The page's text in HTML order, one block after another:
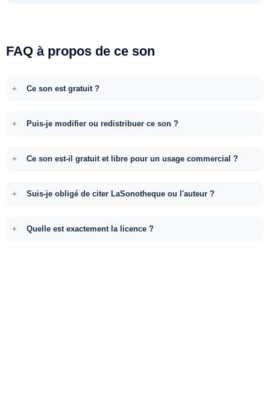
FAQ à propos de ce son
Ce son est gratuit ?
Puis-je modifier ou redistribuer ce son ?
Ce son est-il gratuit et libre pour un usage commercial ?
Suis-je obligé de citer LaSonotheque ou l'auteur ?
Quelle est exactement la licence ?